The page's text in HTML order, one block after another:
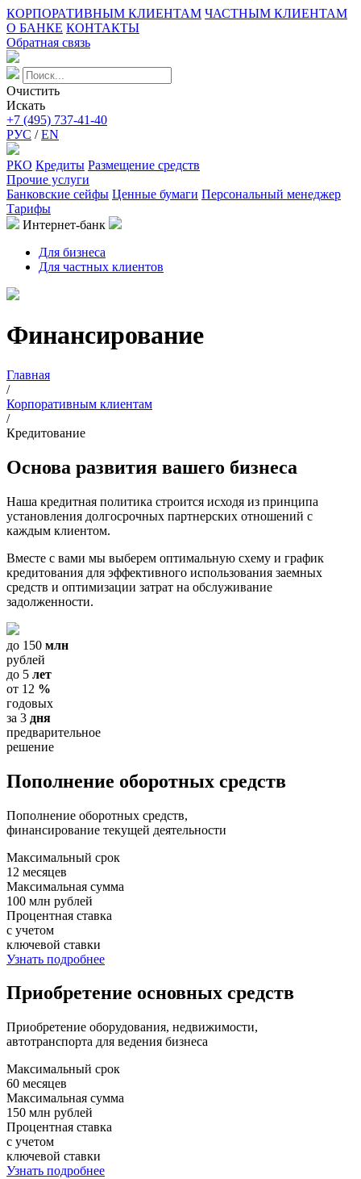
КОРПОРАТИВНЫМ КЛИЕНТАМ ЧАСТНЫМ КЛИЕНТАМ
О БАНКЕ КОНТАКТЫ
Обратная связь
Очистить
Искать
+7 (495) 737-41-40
РУС /EN
РКО Кредиты Размещение средств
Прочие услуги
Банковские сейфы Ценные бумаги Персональный менеджер
Тарифы
Интернет-банк
Для бизнеса
Для частных клиентов
Финансирование
Главная
/
Корпоративным клиентам
/
Кредитование
Основа развития вашего бизнеса
Наша кредитная политика строится исходя из принципа
установления долгосрочных партнерских отношений с
каждым клиентом.
Вместе с вами мы выберем оптимальную схему и график
кредитования для эффективного использования заемных
средств и оптимизации затрат на обслуживание
задолженности.
до 150 млн
рублей
до 5 лет
от 12 %
годовых
за 3 дня
предварительное
решение
Пополнение оборотных средств
Пополнение оборотных средств,
финансирование текущей деятельности
Максимальный срок
12 месяцев
Максимальная сумма
100 млн рублей
Процентная ставка
с учетом
ключевой ставки
Узнать подробнее
Приобретение основных средств
Приобретение оборудования, недвижимости,
автотранспорта для ведения бизнеса
Максимальный срок
60 месяцев
Максимальная сумма
150 млн рублей
Процентная ставка
с учетом
ключевой ставки
Узнать подробнее